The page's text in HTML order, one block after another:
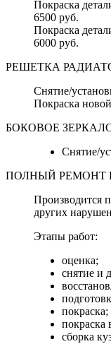
Покраска
6500 руб.
Покраска
6000 руб.
РЕШЕТКА
Снятие/
Покраска
БОКОВОЕ
Снятие/
ПОЛНЫЙ РЕМОНТ
Производится
других
Этапы работ:
оценка;
снятие и
покраска;
покраска
сборка